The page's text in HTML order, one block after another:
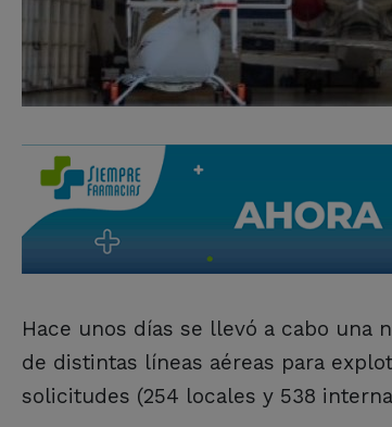
Hace unos días se llevó a cabo una
de distintas líneas aéreas para
solicitudes (254 locales y 538